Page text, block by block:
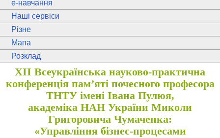
e-навчання
Наші сервіси
Різне
Мапа
Розклад
ХII Всеукраїнська науково-практична
конференція пам’яті почесного професора
ТНТУ імені Івана Пулюя,
академіка НАН України Миколи
Григоровича Чумаченка:
«Управління бізнес-процесами